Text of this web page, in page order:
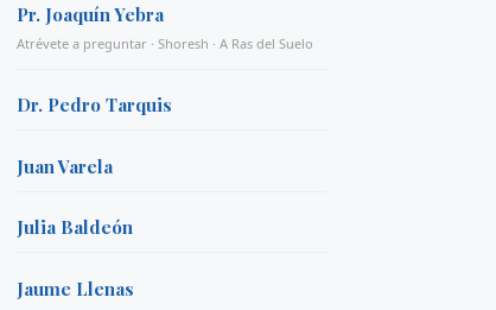
Pr. Joaquín Yebra
Atrévete a preguntar · Shoresh · A Ras del Suelo
Dr. Pedro Tarquis
Juan Varela
Julia Baldeón
Jaume Llenas